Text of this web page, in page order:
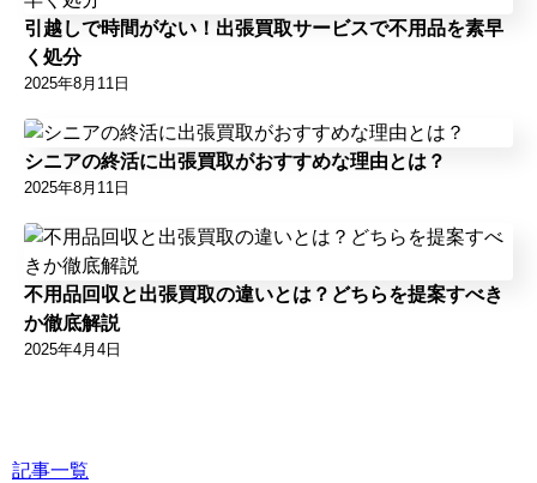
引越しで時間がない！出張買取サービスで不用品を素早
く処分
2025年8月11日
シニアの終活に出張買取がおすすめな理由とは？
2025年8月11日
不用品回収と出張買取の違いとは？どちらを提案すべき
か徹底解説
2025年4月4日
記事一覧